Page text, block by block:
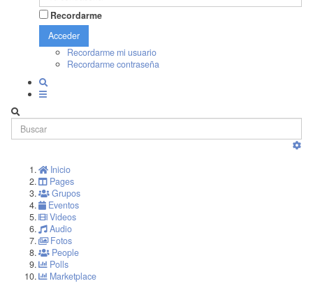
Recordarme
Acceder
Recordarme mi usuario
Recordarme contraseña
Inicio
Pages
Grupos
Eventos
Videos
Audio
Fotos
People
Polls
Marketplace